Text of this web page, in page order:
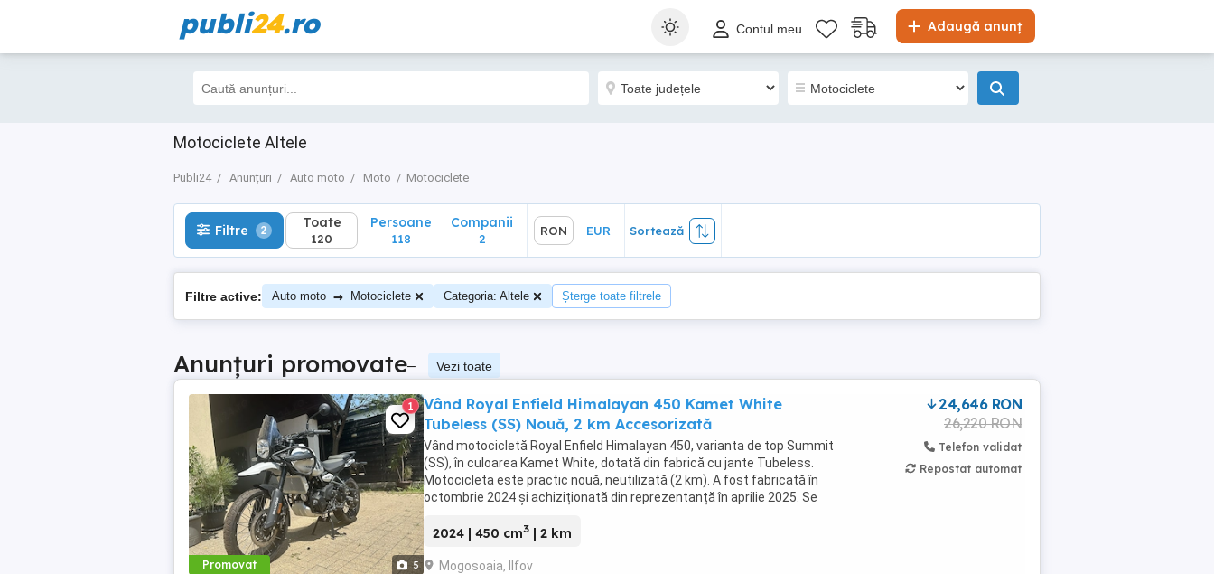
publi24.ro Adaugă anunț
Contul meu
Motociclete Altele
Publi24 Anunțuri Auto moto Moto Motociclete
Filtre 2 Toate
120
Sortează
Filtre 2 Toate
120
Persoane
118
Companii
2
RON EUR Sortează
Filtre active: Auto moto → Motociclete Categoria: Altele Șterge toate filtrele
Anunțuri promovate– Vezi toate
Promovat 5
1
Vând Royal Enfield Himalayan 450 Kamet White
Tubeless (SS) Nouă, 2 km Accesorizată
Vând motocicletă Royal Enfield Himalayan 450, varianta de top Summit
(SS), în culoarea Kamet White, dotată din fabrică cu jante Tubeless.
Motocicleta este practic nouă, neutilizată (2 km). A fost fabricată în
octombrie 2024 și achiziționată din reprezentanță în aprilie 2025. Se
2024 | 450 cm3 | 2 km
Mogosoaia, Ilfov
24,646 RON
26,220 RON
Telefon validat
Repostat automat